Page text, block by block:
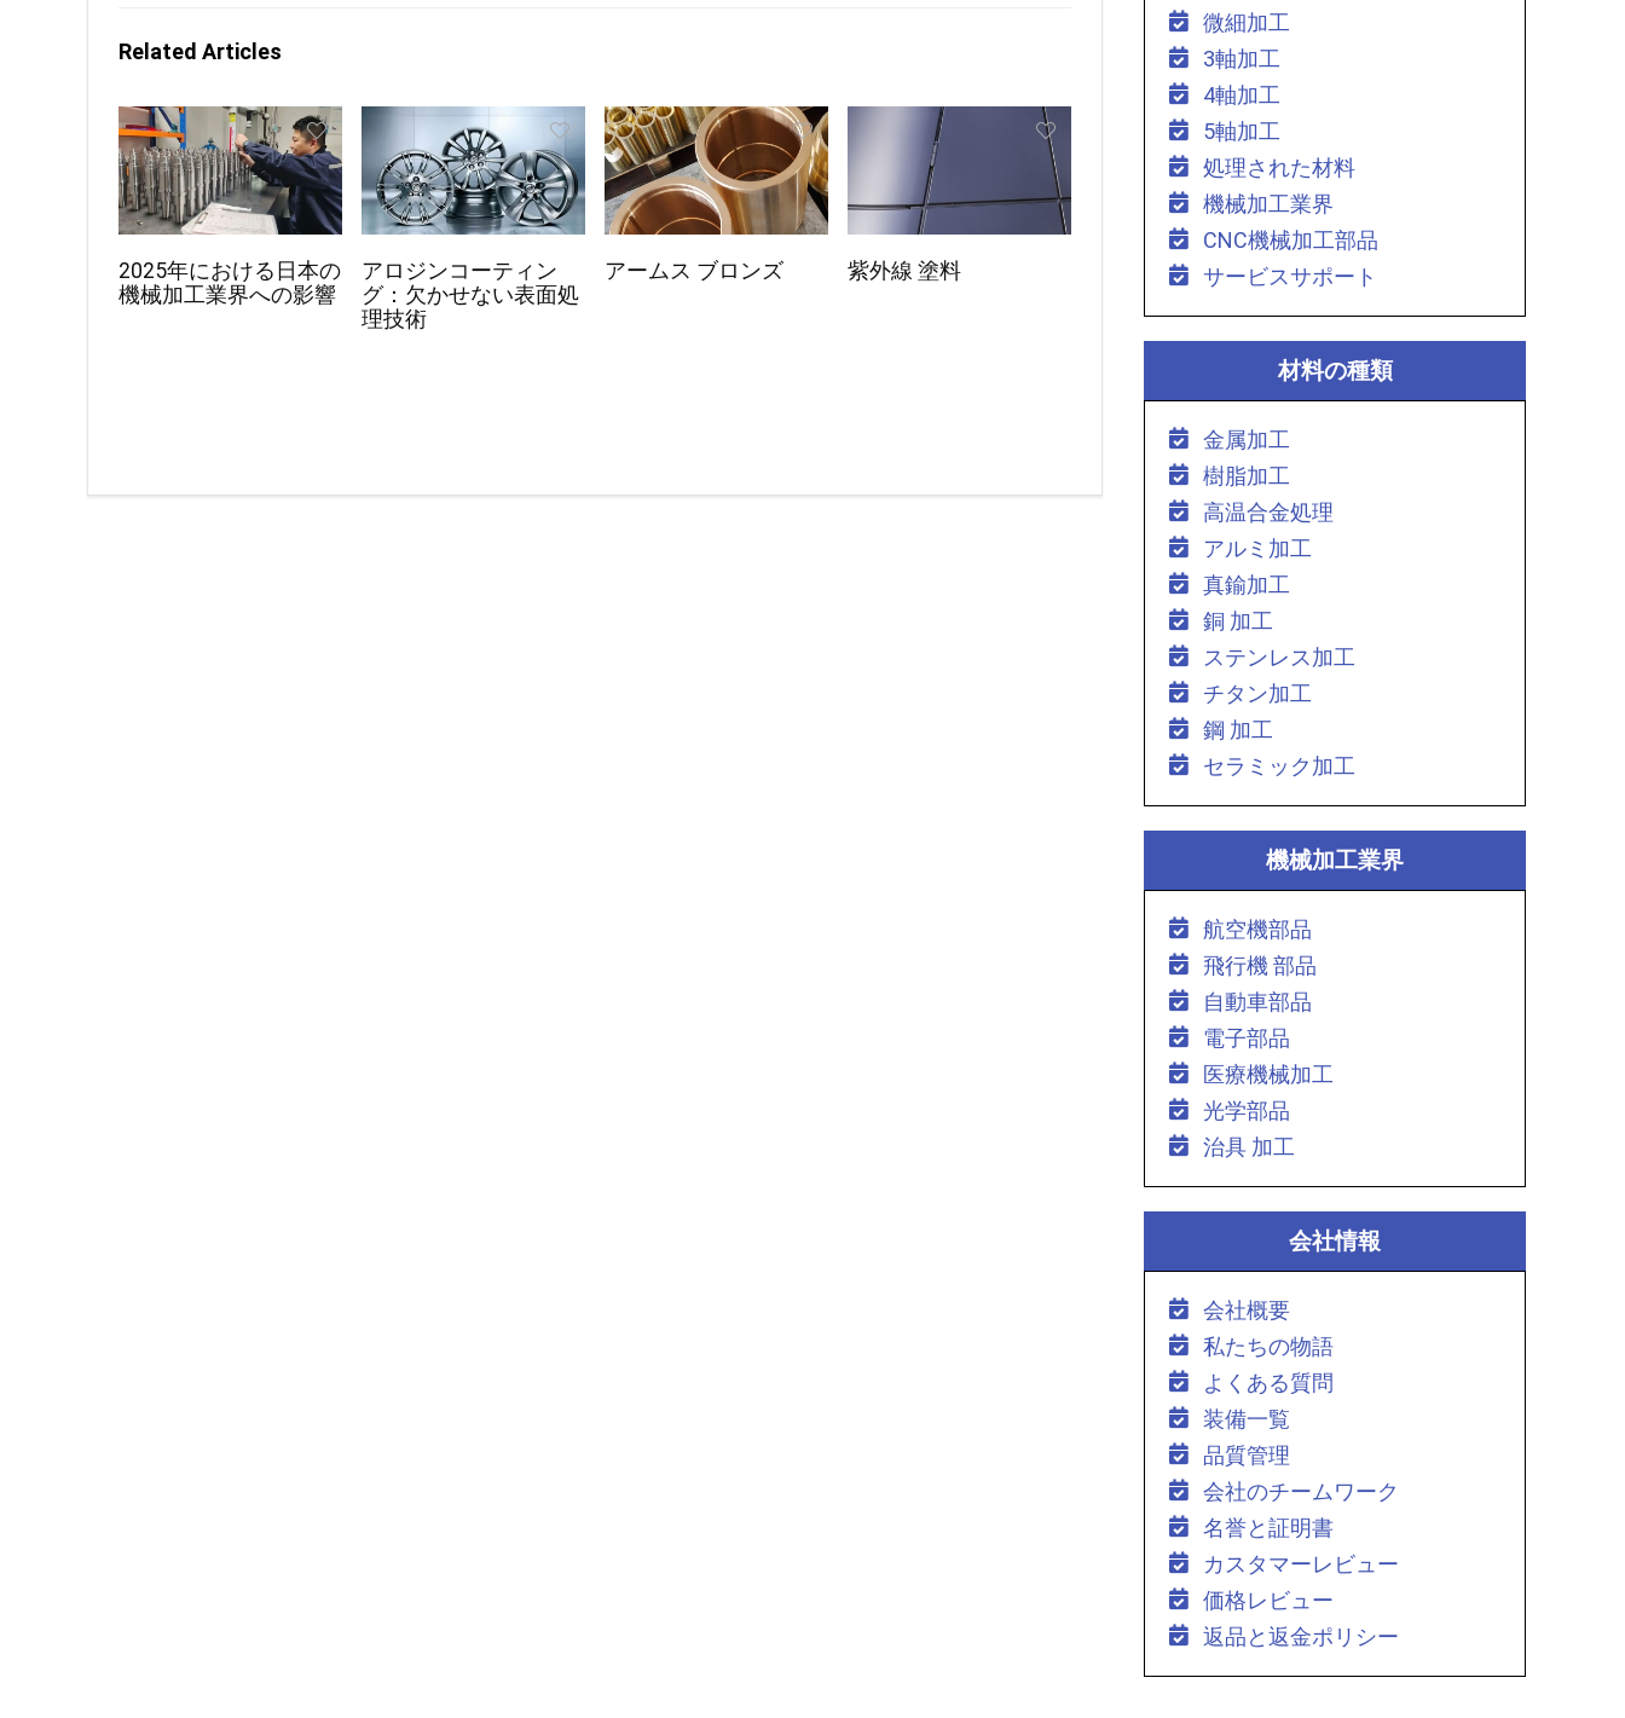
Related Articles
2025年における日本の
機械加工業界への影響
アロジンコーティン
グ：欠かせない表面処
理技術
アームス ブロンズ 紫外線 塗料
微細加工
3軸加工
4軸加工
5軸加工
処理された材料
機械加工業界
CNC機械加工部品
サービスサポート
材料の種類
金属加工
樹脂加工
高温合金処理
アルミ加工
真鍮加工
銅 加工
ステンレス加工
チタン加工
鋼 加工
セラミック加工
機械加工業界
航空機部品
飛行機 部品
自動車部品
電子部品
医療機械加工
光学部品
治具 加工
会社情報
会社概要
私たちの物語
よくある質問
装備一覧
品質管理
会社のチームワーク
名誉と証明書
カスタマーレビュー
価格レビュー
返品と返金ポリシー